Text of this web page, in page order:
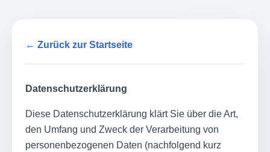
← Zurück zur Startseite
Datenschutzerklärung
Diese Datenschutzerklärung klärt Sie über die Art,
den Umfang und Zweck der Verarbeitung von
personenbezogenen Daten (nachfolgend kurz